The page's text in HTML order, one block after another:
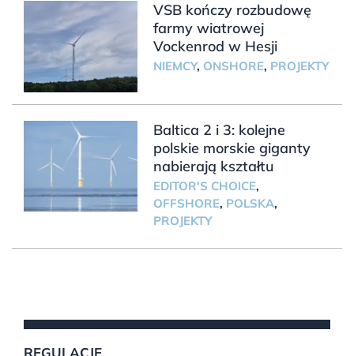
VSB kończy rozbudowę
farmy wiatrowej
Vockenrod w Hesji
NIEMCY, ONSHORE, PROJEKTY
Baltica 2 i 3: kolejne
polskie morskie giganty
nabierają kształtu
EDITOR'S CHOICE,
OFFSHORE, POLSKA,
PROJEKTY
REGULACJE